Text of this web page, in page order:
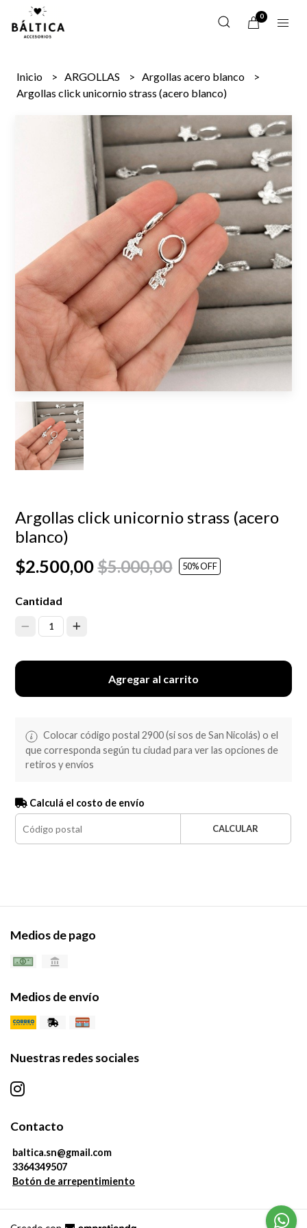
0
Inicio ARGOLLAS
Argollas acero blanco
Argollas click unicornio strass (acero blanco)
Argollas click unicornio strass (acero
blanco)
$2.500,00$5.000,00 50% OFF
Cantidad
1
Agregar al carrito
Colocar código postal 2900 (si sos de San Nicolás) o el
que corresponda según tu ciudad para ver las opciones de
retiros y envíos
Calculá el costo de envío
CALCULAR
Medios de pago
Medios de envío
Nuestras redes sociales
Contacto
baltica.sn@gmail.com
3364349507
Botón de arrepentimiento